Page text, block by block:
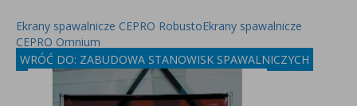
Ekrany spawalnicze CEPRO RobustoEkrany spawalnicze
CEPRO Omnium
WRÓĆ DO: ZABUDOWA STANOWISK SPAWALNICZYCH